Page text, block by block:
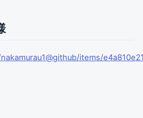
items/